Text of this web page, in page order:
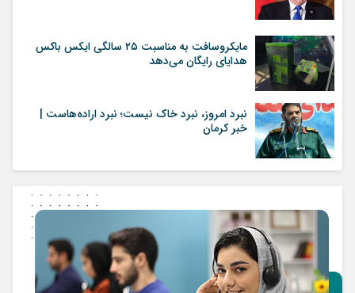
مایکروسافت به مناسبت ۲۵ سالگی ایکس باکس
هدایای رایگان می‌دهد
نبرد امروز، نبرد خاک نیست؛ نبرد اراده‌هاست |
خبر کرمان